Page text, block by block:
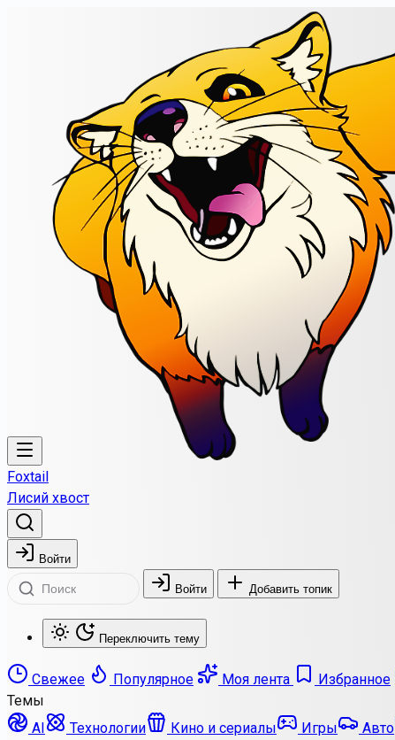
Foxtail
Лисий хвост
Войти
Войти Добавить топик
Переключить тему
Свежее Популярное Моя лента Избранное
Темы
AI
Технологии Кино и сериалы Игры Авто